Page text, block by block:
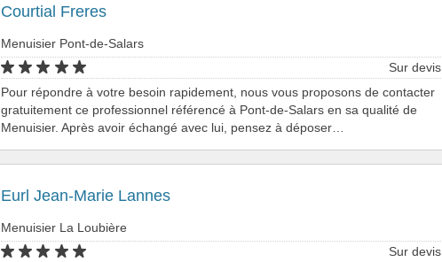
Courtial Freres
Menuisier Pont-de-Salars
Sur devis
Pour répondre à votre besoin rapidement, nous vous proposons de contacter
gratuitement ce professionnel référencé à Pont-de-Salars en sa qualité de
Menuisier. Après avoir échangé avec lui, pensez à déposer…
Eurl Jean-Marie Lannes
Menuisier La Loubière
Sur devis